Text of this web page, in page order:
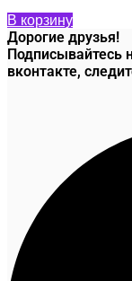
В корзину
Дорогие друзья!
Подписывайтесь
вконтакте,